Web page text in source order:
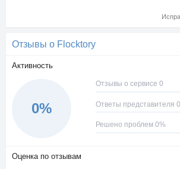
Отзывы о Flocktory
Активность
0%
Отзывы о сервисе 0
Ответы представителя 0
Решено проблем 0%
Оценка по отзывам